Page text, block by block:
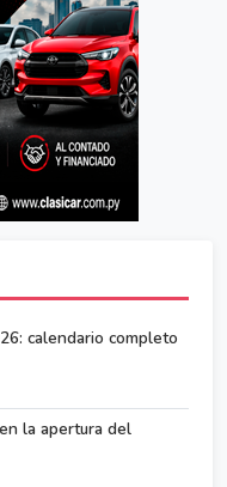
calendario completo
la apertura del